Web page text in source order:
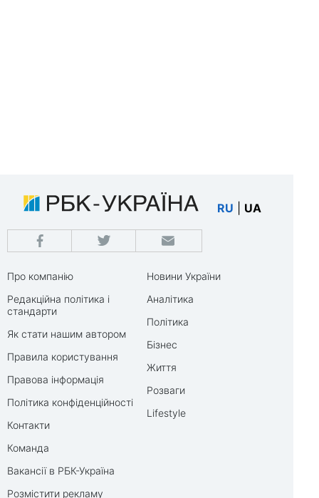
RU UA
Про компанію
Редакційна політика і
стандарти
Як стати нашим автором
Правила користування
Правова інформація
Політика конфіденційності
Контакти
Команда
Вакансії в РБК-Україна
Розмістити рекламу
Новини України
Аналітика
Політика
Бізнес
Життя
Розваги
Lifestyle